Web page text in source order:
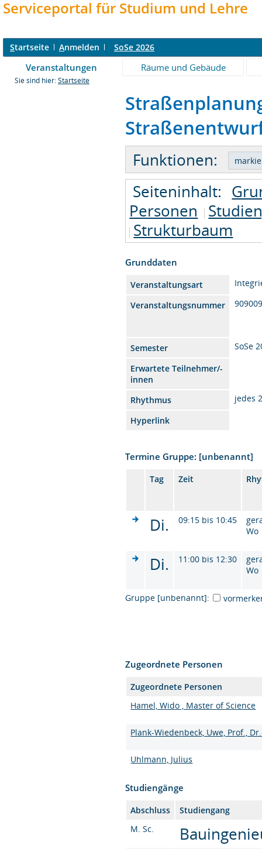
Serviceportal für Studium und Lehre
Startseite Anmelden SoSe 2026
Veranstaltungen Räume und Gebäude
Sie sind hier: Startseite
Funktionen:
Seiteninhalt:
Personen
Strukturbaum
Grunddaten
Veranstaltungsart
Veranstaltungsnummer
Semester
SoSe
Erwartete Teilnehmer/-
innen
Rhythmus
jedes
Hyperlink
Termine Gruppe: [unbenannt]
Tag Zeit
Di. 09:15 bis 10:45
Wo
Di. 11:00 bis 12:30
Wo
Gruppe [unbenannt]:
Zugeordnete Personen
Zugeordnete Personen
Hamel, Wido , Master of Science
Plank-Wiedenbeck, Uwe, Prof.,
Uhlmann, Julius
Studiengänge
Abschluss
Studiengang
M. Sc.